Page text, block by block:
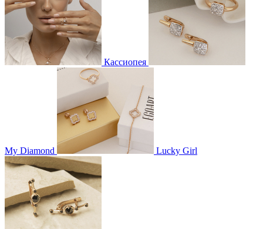
Кассиопея
My Diamond Lucky Girl